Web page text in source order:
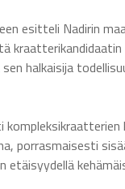
esitteli Nadirin
halkaisija
porrasmaisesti
etäisyydellä